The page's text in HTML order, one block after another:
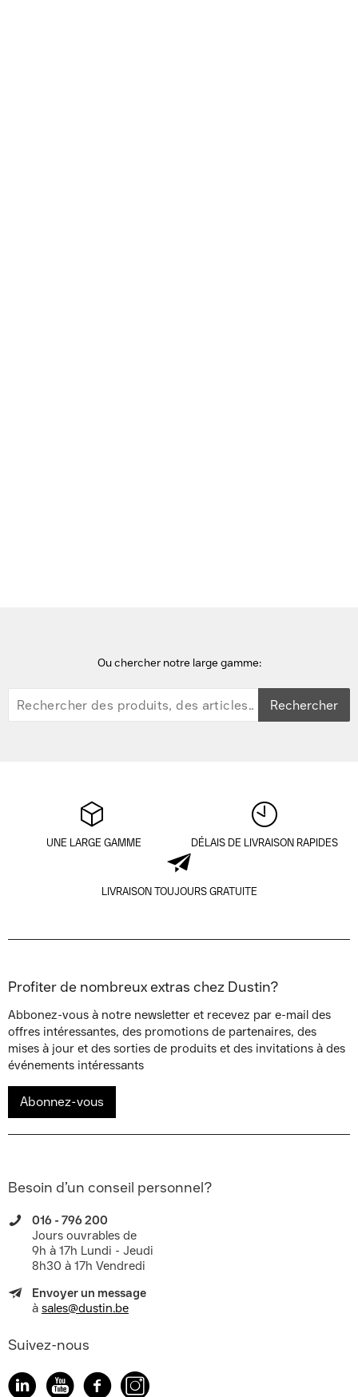
Ou chercher notre large gamme:
Rechercher
UNE LARGE GAMME DÉLAIS DE LIVRAISON RAPIDES
LIVRAISON TOUJOURS GRATUITE
Profiter de nombreux extras chez Dustin?
Abbonez-vous à notre newsletter et recevez par e-mail des
offres intéressantes, des promotions de partenaires, des
mises à jour et des sorties de produits et des invitations à des
événements intéressants
Abonnez-vous
Besoin d’un conseil personnel?
016 - 796 200
Jours ouvrables de
9h à 17h Lundi - Jeudi
8h30 à 17h Vendredi
Envoyer un message
à sales@dustin.be
Suivez-nous